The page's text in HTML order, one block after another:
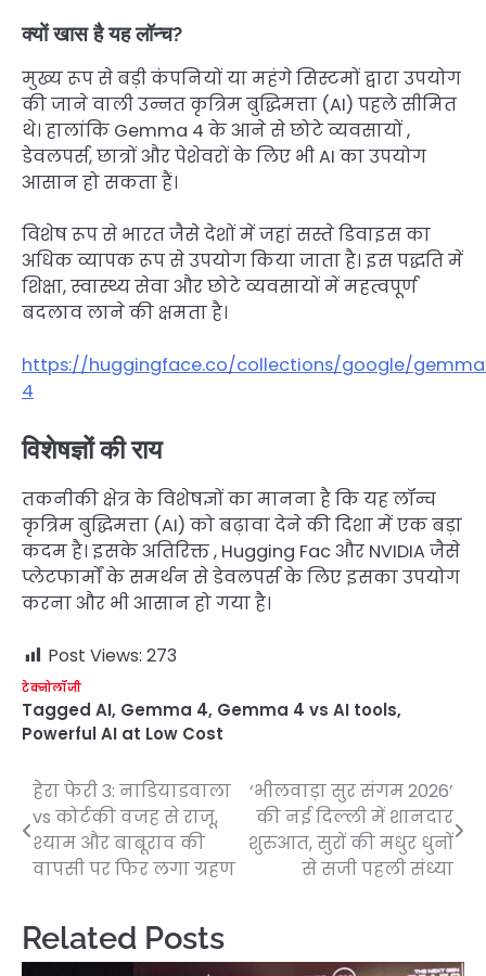
क्यों खास है यह लॉन्च?
मुख्य रूप से बड़ी कंपनियों या महंगे सिस्टमों द्वारा उपयोग
की जाने वाली उन्नत कृत्रिम बुद्धिमत्ता (AI) पहले सीमित
थे। हालांकि Gemma 4 के आने से छोटे व्यवसायों ,
डेवलपर्स, छात्रों और पेशेवरों के लिए भी AI का उपयोग
आसान हो सकता हैं।
विशेष रूप से भारत जैसे देशों में जहां सस्ते डिवाइस का
अधिक व्यापक रूप से उपयोग किया जाता है। इस पद्धति में
शिक्षा, स्वास्थ्य सेवा और छोटे व्यवसायों में महत्वपूर्ण
बदलाव लाने की क्षमता है।
https://huggingface.co/collections/google/
4
विशेषज्ञों की राय
तकनीकी क्षेत्र के विशेषज्ञों का मानना ​​है कि यह लॉन्च
कृत्रिम बुद्धिमत्ता (AI) को बढ़ावा देने की दिशा में एक बड़ा
कदम है। इसके अतिरिक्त , Hugging Fac और NVIDIA जैसे
प्लेटफार्मों के समर्थन से डेवलपर्स के लिए इसका उपयोग
करना और भी आसान हो गया है।
Post Views: 273
टेक्नोलॉजी
Tagged AI, Gemma 4, Gemma 4 vs AI tools,
Powerful AI at Low Cost
Post
navigation
हेरा फेरी 3: नाडियाडवाला
vs कोर्टकी वजह से राजू,
श्याम और बाबूराव की
वापसी पर फिर लगा ग्रहण
‘भीलवाड़ा सुर संगम 2026’
की नई दिल्ली में शानदार
शुरुआत, सुरों की मधुर धुनों
से सजी पहली संध्या
Related Posts